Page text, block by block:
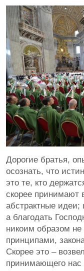
Дорогие братья,
осознать, что
это те, кто
скорее
абстрактные
а благодать
никоим образом не
принципами,
Скорее это –
принимающего нас